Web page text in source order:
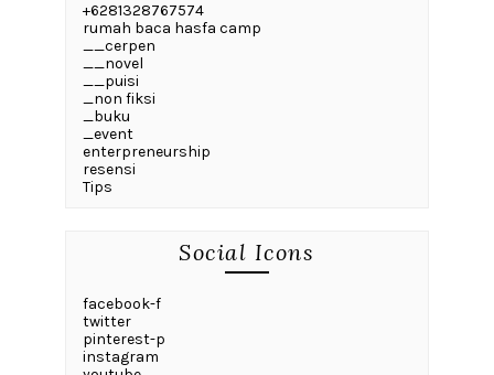
+6281328767574
rumah baca hasfa camp
__cerpen
__novel
__puisi
_non fiksi
_buku
_event
enterpreneurship
resensi
Tips
Social Icons
facebook-f
twitter
pinterest-p
instagram